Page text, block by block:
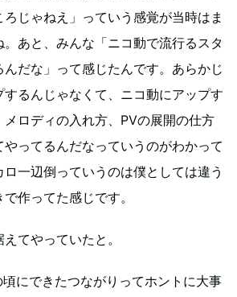
ろじゃねえ」っていう感覚が当時はま
あと、みんな「ニコ動で流行るスタ
んだな」って感じたんです。あらかじ
るんじゃなくて、ニコ動にアップす
メロディの入れ方、PVの展開の仕方
やってるんだなっていうのがわかって
一辺倒っていうのは僕としては違う
作ってた感じです。
てやっていたと。
頃にできたつながりってホントに大事